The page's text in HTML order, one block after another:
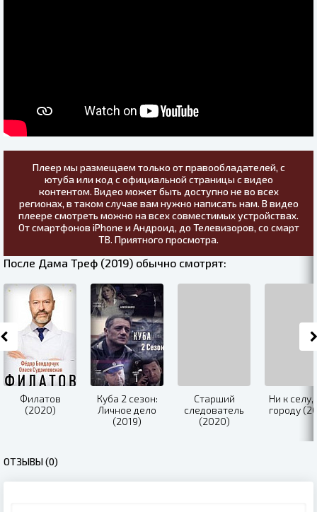
Плеер мы размещаем только от правообладателей, с
ютуба или код с официальной страницы с видео
контентом. Видео может быть доступно не во всех
регионах, в таком случае вам нужно написать нам. В видео
плеере смотреть можно на всех совместимых устройствах.
От смартфонов iPhone и Андроид, до Телевизоров, со смарт
ТВ. Приятного просмотра.
После Дама Треф (2019) обычно смотрят:
Филатов
(2020)
Куба 2 сезон:
Личное дело
(2019)
Старший
следователь
(2020)
Ни к селу,
городу
ОТЗЫВЫ (0)